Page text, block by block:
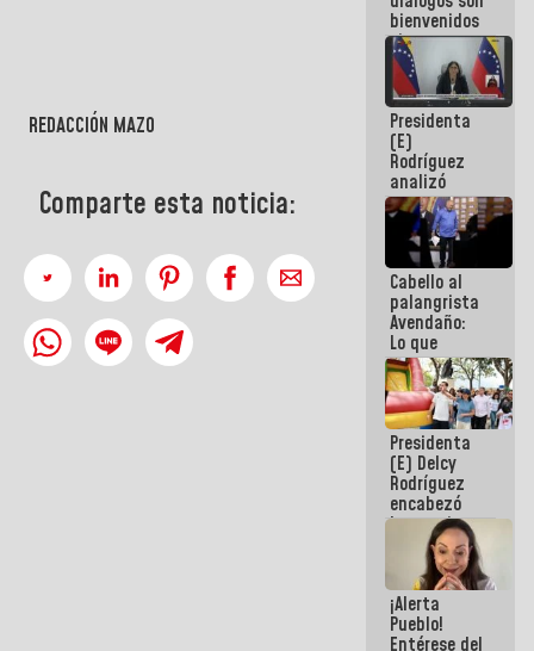
REDACCIÓN MAZO
Comparte esta noticia:
diálogo
bienvenidos
siempre que
estén en el
marco de la
Constitución
de la
República
Presidenta
(E)
Rodríguez
analizó
junto a
gobernadores
planes de
recuperación
del Sistema
Eléctrico
Nacional
Cabello al
palangrista
Avendaño:
Lo que
vayas a
escribir
hazlo hoy
por que no
sabemos si
la semana
que viene
hay
programa
Presidenta
(E) Delcy
Rodríguez
encabezó
lanzamiento
del Plan
Nacional de
Recreación
Vacacional
¡Alerta
Pueblo!
Entérese del